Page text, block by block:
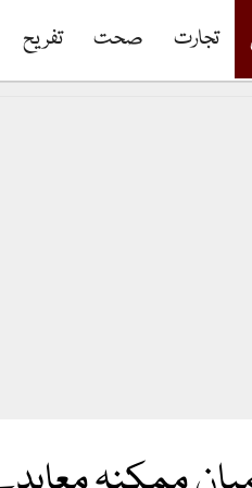
تجارت صحت تفریح